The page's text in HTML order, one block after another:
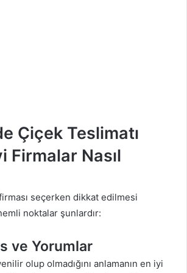
Çiçek Teslimatı
Firmalar Nasıl
seçerken dikkat edilmesi
noktalar şunlardır:
ve Yorumlar
olup olmadığını anlamanın en iyi